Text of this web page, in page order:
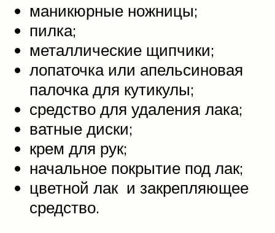
маникюрные ножницы;
пилка;
металлические щипчики;
лопаточка или апельсиновая
палочка для кутикулы;
средство для удаления лака;
ватные диски;
крем для рук;
начальное покрытие под лак;
цветной лак и закрепляющее
средство.